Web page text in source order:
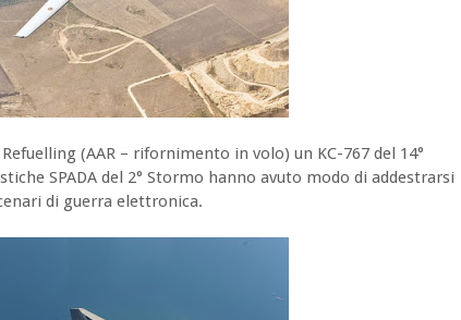
(AAR – rifornimento in volo) un KC-767 del 14°
SPADA del 2° Stormo hanno avuto modo di addestrarsi
di guerra elettronica.